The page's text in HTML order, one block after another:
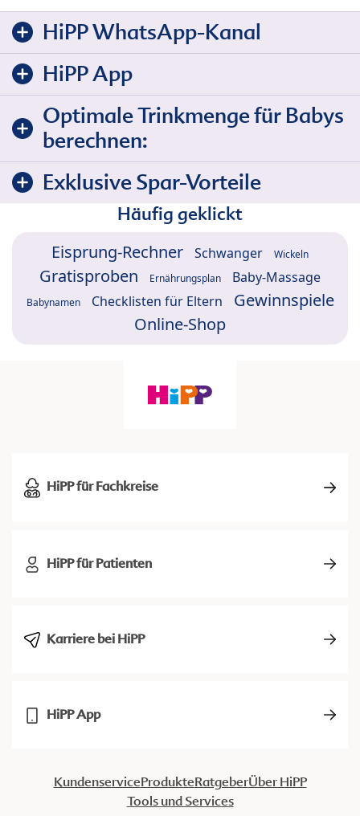
HiPP WhatsApp-Kanal
HiPP App
Optimale Trinkmenge für Babys
berechnen:
Exklusive Spar-Vorteile
Häufig geklickt
Eisprung-Rechner Schwanger Wickeln
Gratisproben Ernährungsplan Baby-Massage
Babynamen Checklisten für Eltern
Gewinnspiele
Online-Shop
HiPP für Fachkreise
HiPP für Patienten
Karriere bei HiPP
HiPP App
KundenserviceProdukteRatgeberÜber HiPP
Tools und Services